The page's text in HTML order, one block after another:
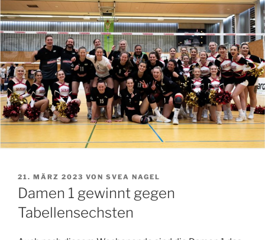
VERÖFFENTLICHT
AM
21. MÄRZ 2023 VON SVEA NAGEL
Damen 1 gewinnt gegen
Tabellensechsten